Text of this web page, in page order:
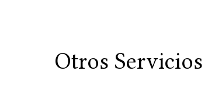
Otros Servicios